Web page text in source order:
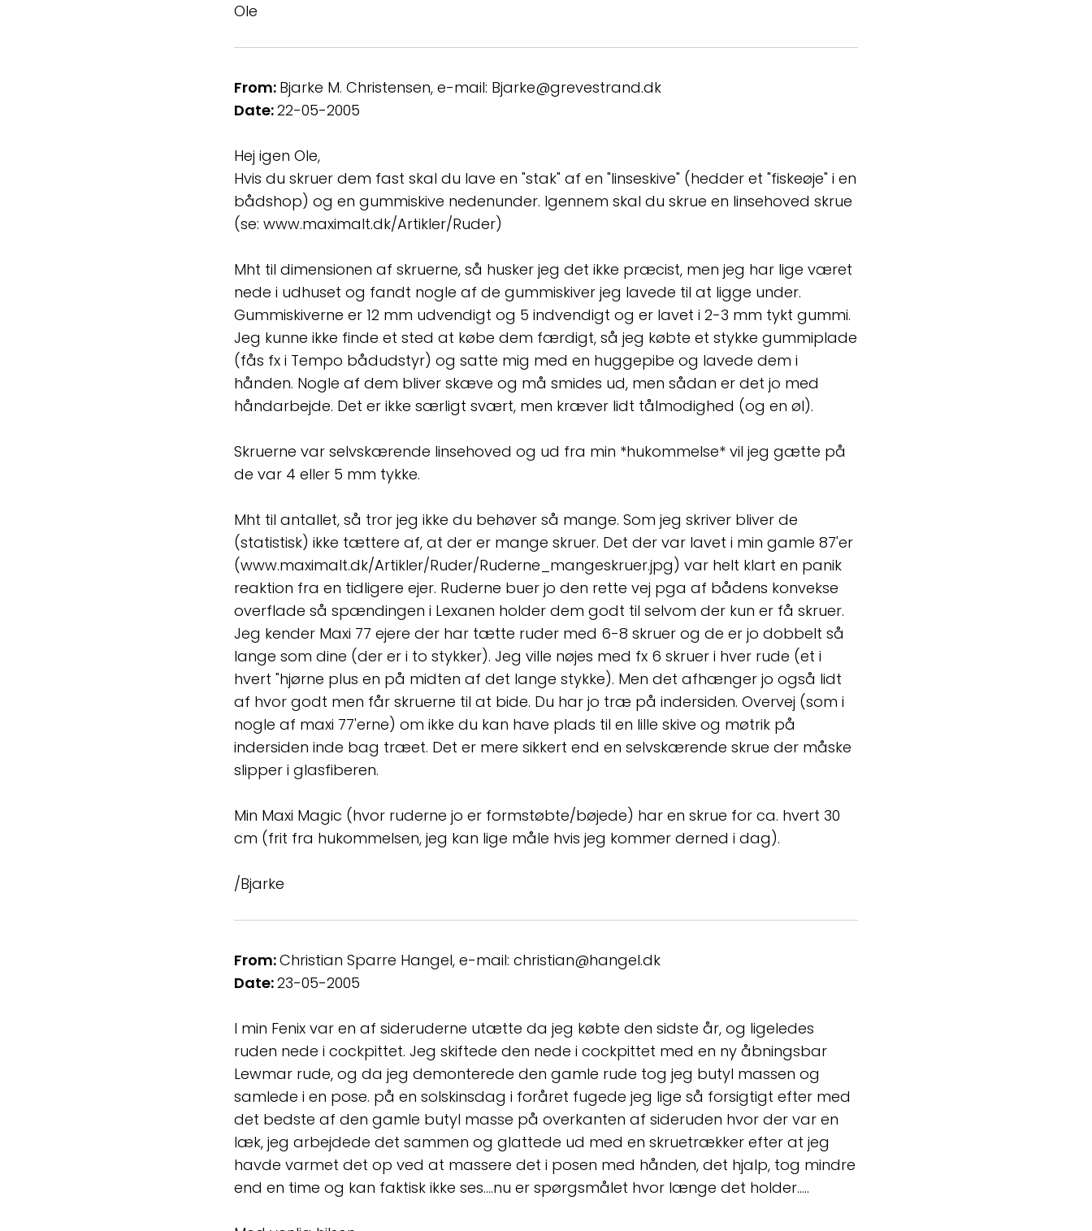
Ole
From: Bjarke M. Christensen, e-mail: Bjarke@grevestrand.dk
Date:22-05-2005
Hej igen Ole,
Hvis du skruer dem fast skal du lave en "stak" af en "linseskive" (hedder et "fiskeøje" i en
bådshop) og en gummiskive nedenunder. Igennem skal du skrue en linsehoved skrue
(se: www.maximalt.dk/Artikler/Ruder)
Mht til dimensionen af skruerne, så husker jeg det ikke præcist, men jeg har lige været
nede i udhuset og fandt nogle af de gummiskiver jeg lavede til at ligge under.
Gummiskiverne er 12 mm udvendigt og 5 indvendigt og er lavet i 2-3 mm tykt gummi.
Jeg kunne ikke finde et sted at købe dem færdigt, så jeg købte et stykke gummiplade
(fås fx i Tempo bådudstyr) og satte mig med en huggepibe og lavede dem i
hånden. Nogle af dem bliver skæve og må smides ud, men sådan er det jo med
håndarbejde. Det er ikke særligt svært, men kræver lidt tålmodighed (og en øl).
Skruerne var selvskærende linsehoved og ud fra min *hukommelse* vil jeg gætte på
de var 4 eller 5 mm tykke.
Mht til antallet, så tror jeg ikke du behøver så mange. Som jeg skriver bliver de
(statistisk) ikke tættere af, at der er mange skruer. Det der var lavet i min gamle 87'er
(www.maximalt.dk/Artikler/Ruder/Ruderne_mangeskruer.jpg) var helt klart en panik
reaktion fra en tidligere ejer. Ruderne buer jo den rette vej pga af bådens konvekse
overflade så spændingen i Lexanen holder dem godt til selvom der kun er få skruer.
Jeg kender Maxi 77 ejere der har tætte ruder med 6-8 skruer og de er jo dobbelt så
lange som dine (der er i to stykker). Jeg ville nøjes med fx 6 skruer i hver rude (et i
hvert "hjørne plus en på midten af det lange stykke). Men det afhænger jo også lidt
af hvor godt men får skruerne til at bide. Du har jo træ på indersiden. Overvej (som i
nogle af maxi 77'erne) om ikke du kan have plads til en lille skive og møtrik på
indersiden inde bag træet. Det er mere sikkert end en selvskærende skrue der måske
slipper i glasfiberen.
Min Maxi Magic (hvor ruderne jo er formstøbte/bøjede) har en skrue for ca. hvert 30
cm (frit fra hukommelsen, jeg kan lige måle hvis jeg kommer derned i dag).
/Bjarke
From:Christian Sparre Hangel, e-mail: christian@hangel.dk
Date:23-05-2005
I min Fenix var en af sideruderne utætte da jeg købte den sidste år, og ligeledes
ruden nede i cockpittet. Jeg skiftede den nede i cockpittet med en ny åbningsbar
Lewmar rude, og da jeg demonterede den gamle rude tog jeg butyl massen og
samlede i en pose. på en solskinsdag i foråret fugede jeg lige så forsigtigt efter med
det bedste af den gamle butyl masse på overkanten af sideruden hvor der var en
læk, jeg arbejdede det sammen og glattede ud med en skruetrækker efter at jeg
havde varmet det op ved at massere det i posen med hånden, det hjalp, tog mindre
end en time og kan faktisk ikke ses....nu er spørgsmålet hvor længe det holder.....